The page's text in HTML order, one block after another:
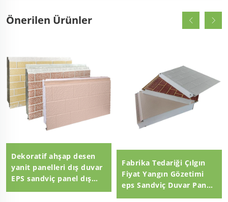
Önerilen Ürünler
Dekoratif ahşap desen
yanit panelleri dış duvar
EPS sandviç panel dış
duvar panel
Fabrika Tedariği Çılgın
Fiyat Yangın Gözetimi
eps Sandviç Duvar Paneli
eps sandviç panel